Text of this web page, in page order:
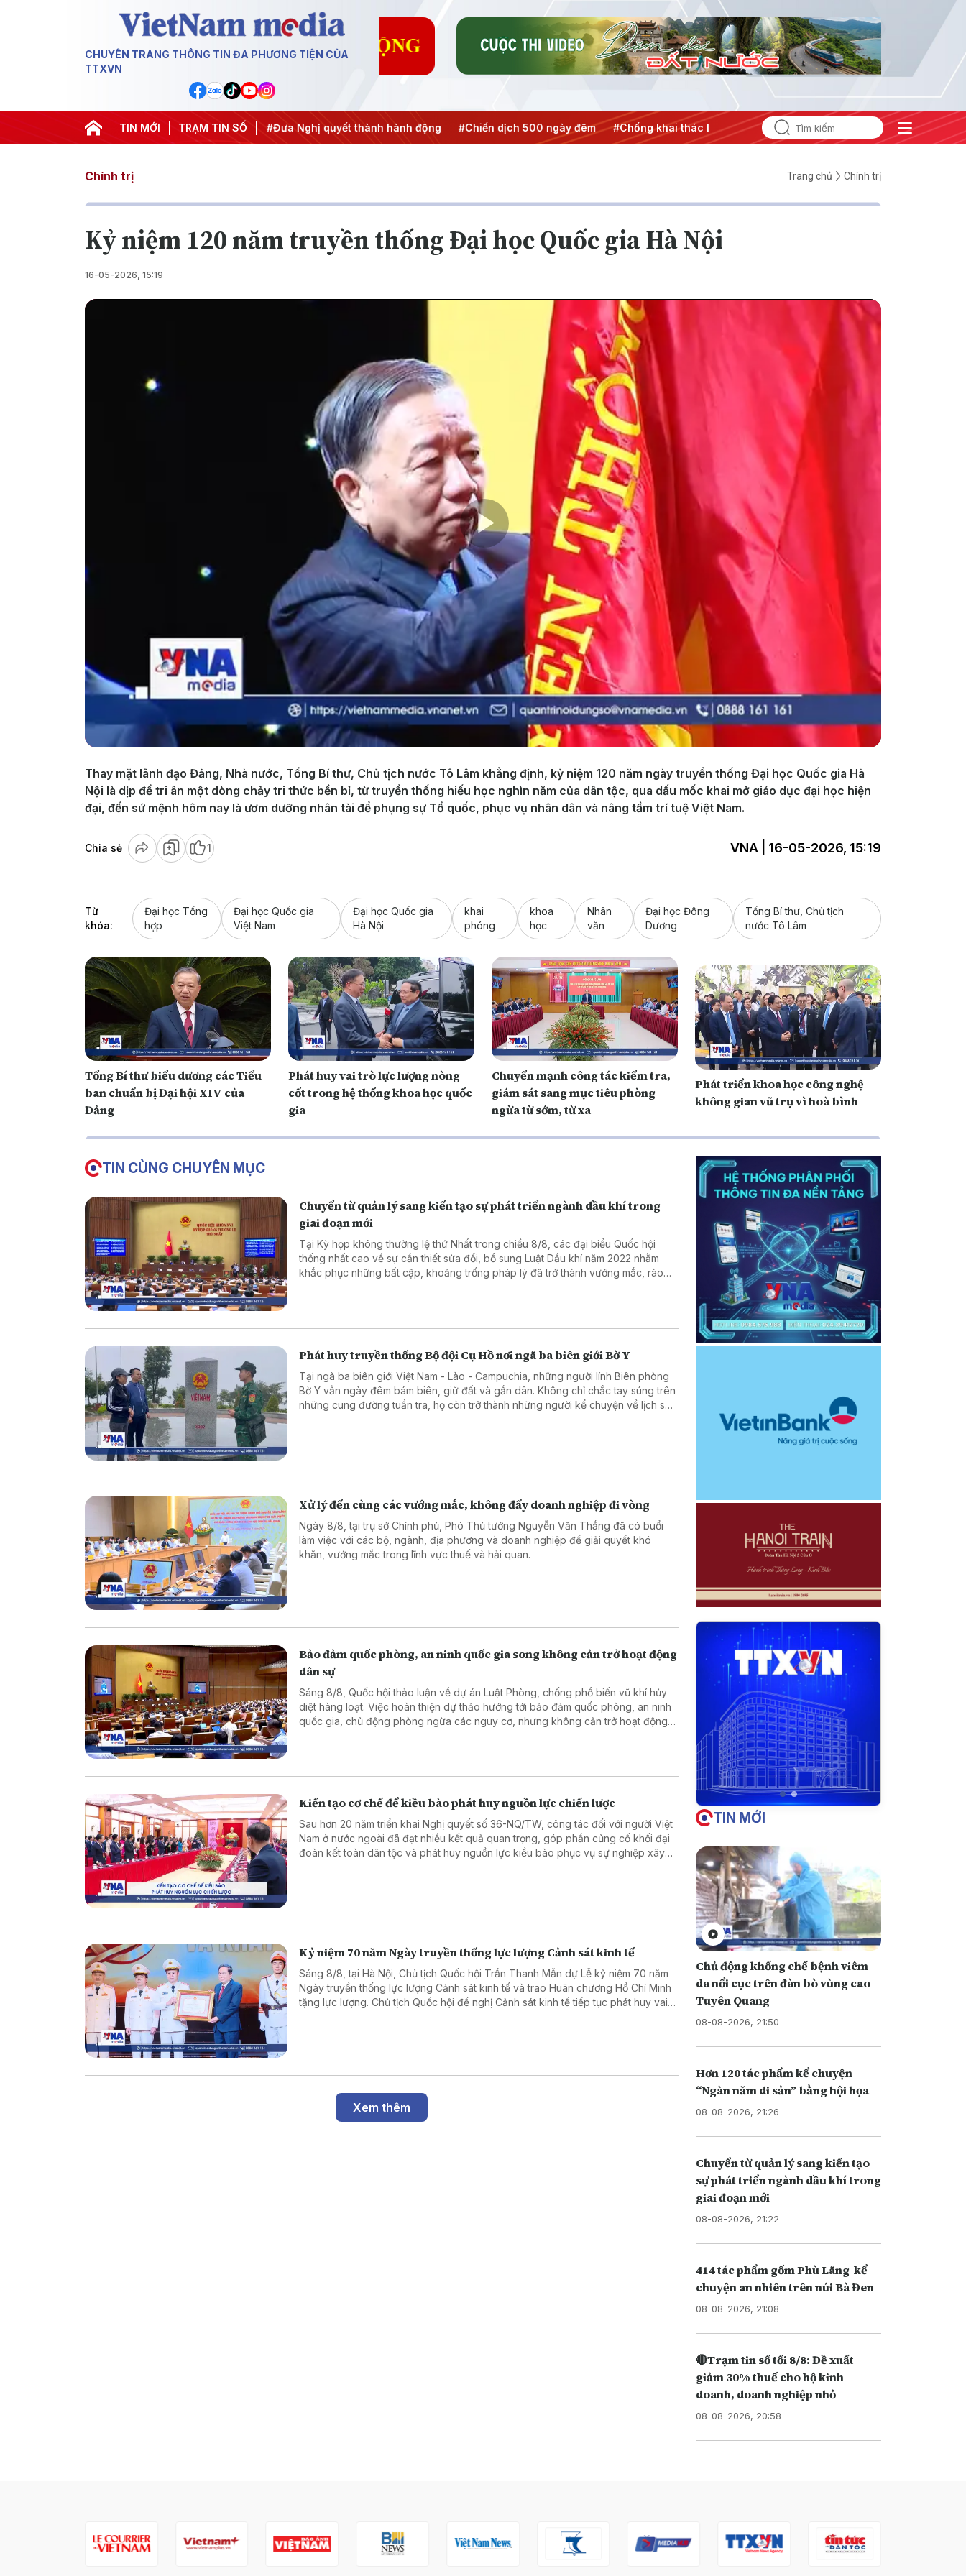
CHUYÊN TRANG THÔNG TIN ĐA PHƯƠNG TIỆN CỦA
TTXVN
TIN MỚI TRẠM TIN SỐ
#Hội nghị Trung ương 3 #APEC 2027 #Đưa Nghị quyết thành hành động #Chiến dịch 500 ngày đêm #Chống khai thác IUU #Căng thẳng Trung Đông #An ninh năng lượng
Chính trị Trang chủ Chính trị
Kỷ niệm 120 năm truyền thống Đại học Quốc gia Hà Nội
16-05-2026, 15:19
Play
Video
Thay mặt lãnh đạo Đảng, Nhà nước, Tổng Bí thư, Chủ tịch nước Tô Lâm khẳng định, kỷ niệm 120 năm ngày truyền thống Đại học Quốc gia Hà
Nội là dịp để tri ân một dòng chảy tri thức bền bỉ, từ truyền thống hiếu học nghìn năm của dân tộc, qua dấu mốc khai mở giáo dục đại học hiện
đại, đến sứ mệnh hôm nay là ươm dưỡng nhân tài để phụng sự Tổ quốc, phục vụ nhân dân và nâng tầm trí tuệ Việt Nam.
Chia sẻ 1 VNA | 16-05-2026, 15:19
Từ
khóa:
Đại học Tổng
hợp
Đại học Quốc gia
Việt Nam
Đại học Quốc gia
Hà Nội
khai
phóng
khoa
học
Nhân
văn
Đại học Đông
Dương
Tổng Bí thư, Chủ tịch
nước Tô Lâm
Tổng Bí thư biểu dương các Tiểu
ban chuẩn bị Đại hội XIV của
Đảng
Phát huy vai trò lực lượng nòng
cốt trong hệ thống khoa học quốc
gia
Chuyển mạnh công tác kiểm tra,
giám sát sang mục tiêu phòng
ngừa từ sớm, từ xa
Phát triển khoa học công nghệ
không gian vũ trụ vì hoà bình
TIN CÙNG CHUYÊN MỤC
Chuyển từ quản lý sang kiến tạo sự phát triển ngành dầu khí trong
giai đoạn mới
Tại Kỳ họp không thường lệ thứ Nhất trong chiều 8/8, các đại biểu Quốc hội
thống nhất cao về sự cần thiết sửa đổi, bổ sung Luật Dầu khí năm 2022 nhằm
khắc phục những bất cập, khoảng trống pháp lý đã trở thành vướng mắc, rào
Phát huy truyền thống Bộ đội Cụ Hồ nơi ngã ba biên giới Bờ Y
Tại ngã ba biên giới Việt Nam - Lào - Campuchia, những người lính Biên phòng
Bờ Y vẫn ngày đêm bám biên, giữ đất và gần dân. Không chỉ chắc tay súng trên
những cung đường tuần tra, họ còn trở thành những người kể chuyện về lịch sử,
Xử lý đến cùng các vướng mắc, không đẩy doanh nghiệp đi vòng
Ngày 8/8, tại trụ sở Chính phủ, Phó Thủ tướng Nguyễn Văn Thắng đã có buổi
làm việc với các bộ, ngành, địa phương và doanh nghiệp để giải quyết khó
khăn, vướng mắc trong lĩnh vực thuế và hải quan.
Bảo đảm quốc phòng, an ninh quốc gia song không cản trở hoạt động
dân sự
Sáng 8/8, Quốc hội thảo luận về dự án Luật Phòng, chống phổ biến vũ khí hủy
diệt hàng loạt. Việc hoàn thiện dự thảo hướng tới bảo đảm quốc phòng, an ninh
quốc gia, chủ động phòng ngừa các nguy cơ, nhưng không cản trở hoạt động
Kiến tạo cơ chế để kiều bào phát huy nguồn lực chiến lược
Sau hơn 20 năm triển khai Nghị quyết số 36-NQ/TW, công tác đối với người Việt
Nam ở nước ngoài đã đạt nhiều kết quả quan trọng, góp phần củng cố khối đại
đoàn kết toàn dân tộc và phát huy nguồn lực kiều bào phục vụ sự nghiệp xây
Kỷ niệm 70 năm Ngày truyền thống lực lượng Cảnh sát kinh tế
Sáng 8/8, tại Hà Nội, Chủ tịch Quốc hội Trần Thanh Mẫn dự Lễ kỷ niệm 70 năm
Ngày truyền thống lực lượng Cảnh sát kinh tế và trao Huân chương Hồ Chí Minh
tặng lực lượng. Chủ tịch Quốc hội đề nghị Cảnh sát kinh tế tiếp tục phát huy vai
Xem thêm
TIN MỚI
Chủ động khống chế bệnh viêm
da nổi cục trên đàn bò vùng cao
Tuyên Quang
08-08-2026, 21:50
Hơn 120 tác phẩm kể chuyện
“Ngàn năm di sản” bằng hội họa
08-08-2026, 21:26
Chuyển từ quản lý sang kiến tạo
sự phát triển ngành dầu khí trong
giai đoạn mới
08-08-2026, 21:22
414 tác phẩm gốm Phù Lãng kể
chuyện an nhiên trên núi Bà Đen
08-08-2026, 21:08
🔴Trạm tin số tối 8/8: Đề xuất
giảm 30% thuế cho hộ kinh
doanh, doanh nghiệp nhỏ
08-08-2026, 20:58